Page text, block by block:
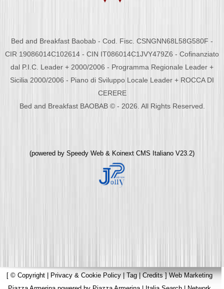
Bed and Breakfast Baobab - Cod. Fisc. CSNGNN68L58G580F -
CIR 19086014C102614 - CIN IT086014C1JVY479Z6 - Cofinanziato
dal P.I.C. Leader + 2000/2006 - Programma Regionale Leader +
Sicilia 2000/2006 - Piano di Sviluppo Locale Leader + ROCCA DI
CERERE
Bed and Breakfast BAOBAB © - 2026. All Rights Reserved.
(powered by Speedy Web & Koinext CMS Italiano V23.2)
[ © Copyright | Privacy & Cookie Policy | Tag|Credits]Web Marketing